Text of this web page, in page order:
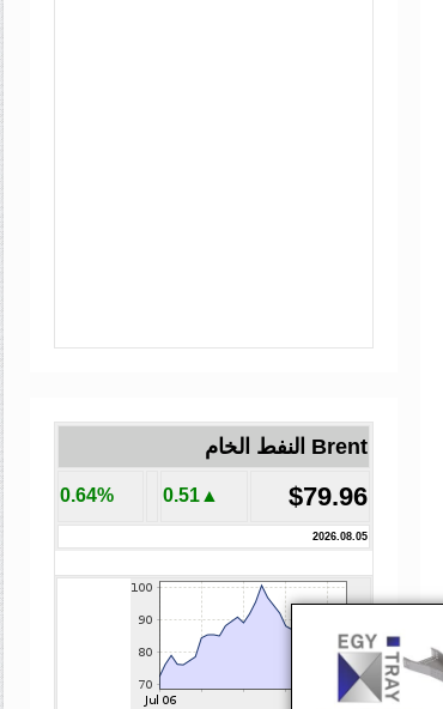
Brent النفط الخام
$79.96
▲0.51
0.64%
2026.08.05